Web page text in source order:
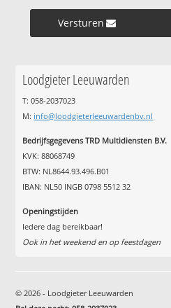
Versturen »
Loodgieter Leeuwarden
T: 058-2037023
M: info@loodgieterleeuwardenbv.nl
Bedrijfsgegevens TRD Multidiensten B.V.
KVK: 88068749
BTW: NL8644.93.496.B01
IBAN: NL50 INGB 0798 5512 32
Openingstijden
Iedere dag bereikbaar!
Ook in het weekend en op feestdagen
© 2026 - Loodgieter Leeuwarden